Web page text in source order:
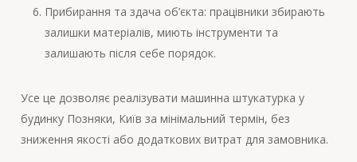
Прибирання та здача об’єкта: працівники збирають
залишки матеріалів, миють інструменти та
залишають після себе порядок.
Усе це дозволяє реалізувати машинна штукатурка у
будинку Позняки, Київ за мінімальний термін, без
зниження якості або додаткових витрат для замовника.